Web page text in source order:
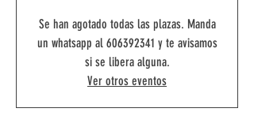
Se han agotado todas las plazas. Manda
un whatsapp al 606392341 y te avisamos
si se libera alguna.
Ver otros eventos